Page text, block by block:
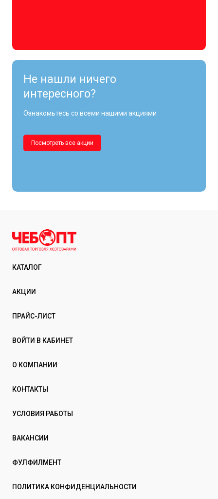
Не нашли ничего
интересного?
Ознакомьтесь со всеми нашими акциями
Посмотреть все акции
КАТАЛОГ
АКЦИИ
ПРАЙС-ЛИСТ
ВОЙТИ В КАБИНЕТ
О КОМПАНИИ
КОНТАКТЫ
УСЛОВИЯ РАБОТЫ
ВАКАНСИИ
ФУЛФИЛМЕНТ
ПОЛИТИКА КОНФИДЕНЦИАЛЬНОСТИ